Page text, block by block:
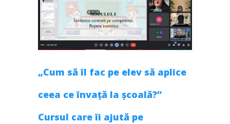
„Cum să îl fac pe elev să aplice
ceea ce învață la școală?”
Cursul care îi ajută pe